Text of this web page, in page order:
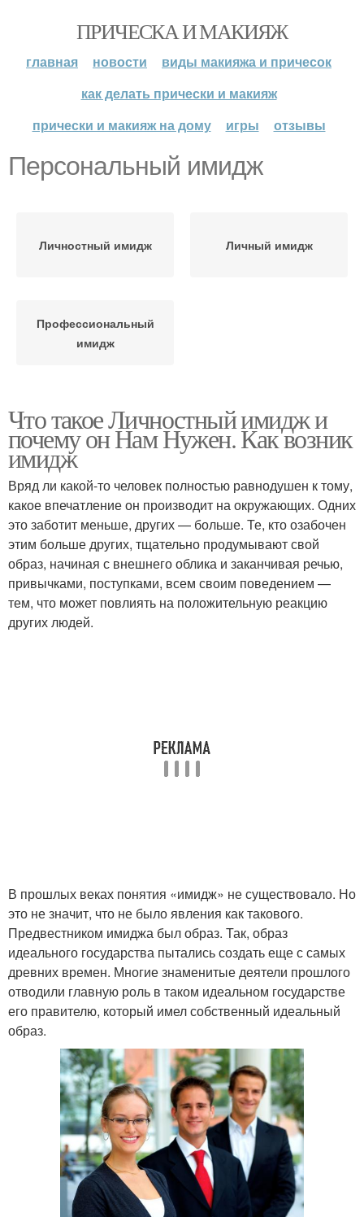
ПРИЧЕСКА И МАКИЯЖ
главная новости
виды макияжа и причесок
как делать прически и макияж
прически и макияж на дому
игры отзывы
Персональный имидж
Личностный имидж Личный имидж
Профессиональный
имидж
Что такое Личностный имидж и
почему он Нам Нужен. Как возник
имидж
Вряд ли какой-то человек полностью равнодушен к тому,
какое впечатление он производит на окружающих. Одних
это заботит меньше, других — больше. Те, кто озабочен
этим больше других, тщательно продумывают свой
образ, начиная с внешнего облика и заканчивая речью,
привычками, поступками, всем своим поведением —
тем, что может повлиять на положительную реакцию
других людей.
В прошлых веках понятия «имидж» не существовало. Но
это не значит, что не было явления как такового.
Предвестником имиджа был образ. Так, образ
идеального государства пытались создать еще с самых
древних времен. Многие знаменитые деятели прошлого
отводили главную роль в таком идеальном государстве
его правителю, который имел собственный идеальный
образ.